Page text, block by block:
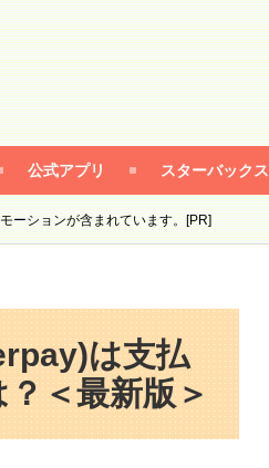
公式アプリ スターバックス
ーションが含まれています。[PR]
は支払
＜最新版＞